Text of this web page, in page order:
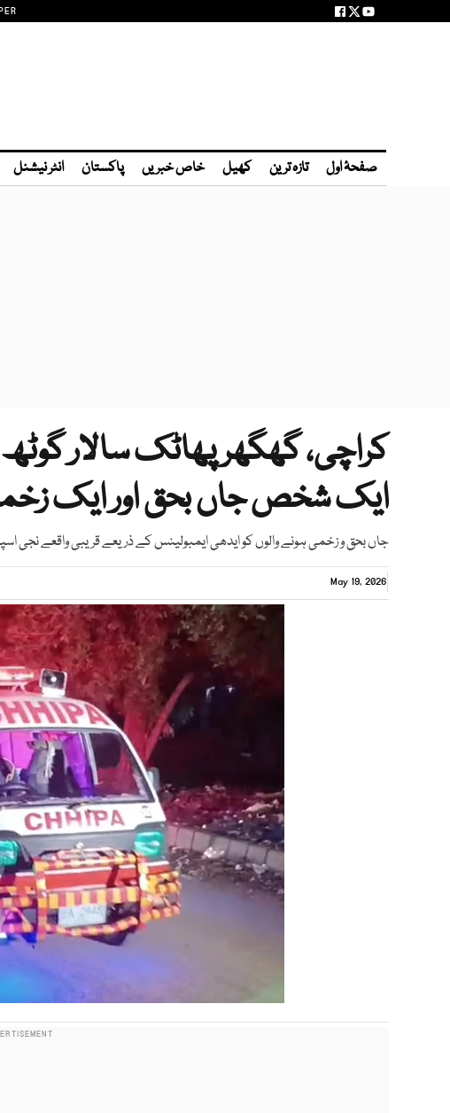
صفحۂ اول تازہ ترین کھیل خاص خبریں پاکستان انٹر نیشنل
کراچی، گھگھر پھاٹک سالار
ایک شخص جاں بحق اور ایک
جاں بحق و زخمی ہونے والوں کو ایدھی ایمبولینس کے ذریعے قریبی واقعے نجی
May 19, 2026